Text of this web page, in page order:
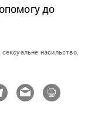
до
сексуальне насильство,